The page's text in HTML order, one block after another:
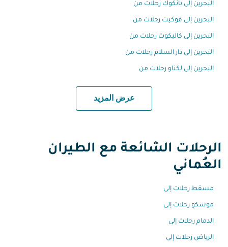
البحرين إلى بانكوك رحلات من
البحرين إلى فوكيت رحلات من
البحرين إلى كاليكوت رحلات من
البحرين إلى دار السلام رحلات من
البحرين إلى لكناو رحلات من
عرض المزيد
الرحلات الشائعة مع الطيران
العُماني
مسقط رحلات إلى
موسكو رحلات إلى
الدمام رحلات إلى
الرياض رحلات إلى